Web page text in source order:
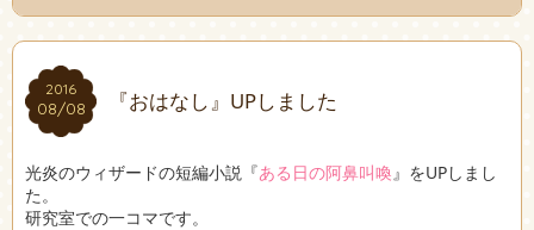
2016
08/08
2016
08/08 『おはなし』UPしました
光炎のウィザードの短編小説『ある日の阿鼻叫喚』をUPしまし
た。
研究室での一コマです。